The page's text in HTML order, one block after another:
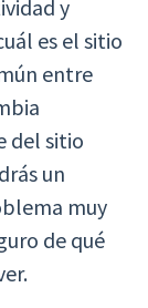
y
es el sitio
entre
del sitio
un
muy
de qué